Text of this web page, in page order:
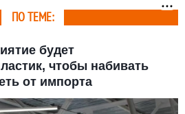
ПО ТЕМЕ:
будет
чтобы набивать
от импорта